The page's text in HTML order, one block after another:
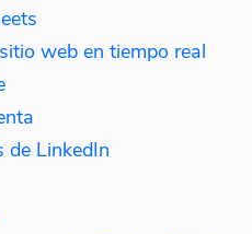
web en tiempo real
de LinkedIn